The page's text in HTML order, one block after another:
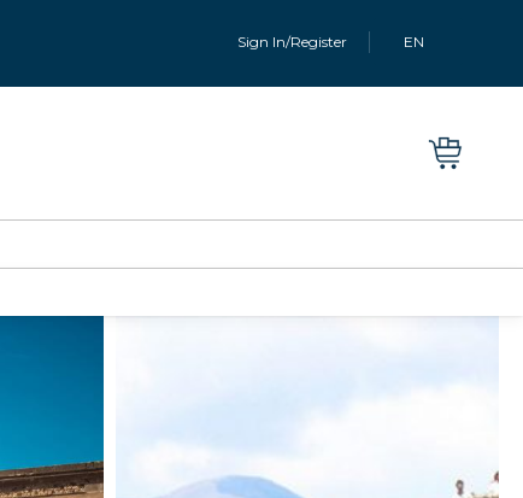
Sign In/Register EN